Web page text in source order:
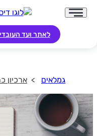
לאתר ועד
גמלאים ארכיון